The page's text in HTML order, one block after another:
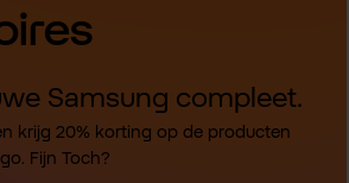
Samsung compleet.
krijg 20% korting op de producten
Fijn Toch?